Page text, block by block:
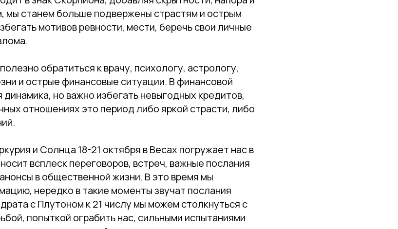
мы станем больше подвержены страстям и острым
мотивов ревности, мести, беречь свои личные
обратиться к врачу, психологу, астрологу,
и острые финансовые ситуации. В финансовой
но важно избегать невыгодных кредитов,
отношениях это период либо яркой страсти, либо
и Солнца 18-21 октября в Весах погружает нас в
всплеск переговоров, встреч, важные послания
в общественной жизни. В это время мы
нередко в такие моменты звучат послания
с Плутоном к 21 числу мы можем столкнуться с
попыткой ограбить нас, сильными испытаниями